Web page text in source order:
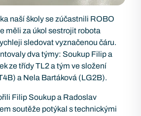
naší školy se zúčastnili ROBO
měli za úkol sestrojit robota
sledovat vyznačenou čáru.
dva týmy: Soukup Filip a
ze třídy TL2 a tým ve složení
a Nela Bartáková (LG2B).
Filip Soukup a Radoslav
soutěže potýkal s technickými